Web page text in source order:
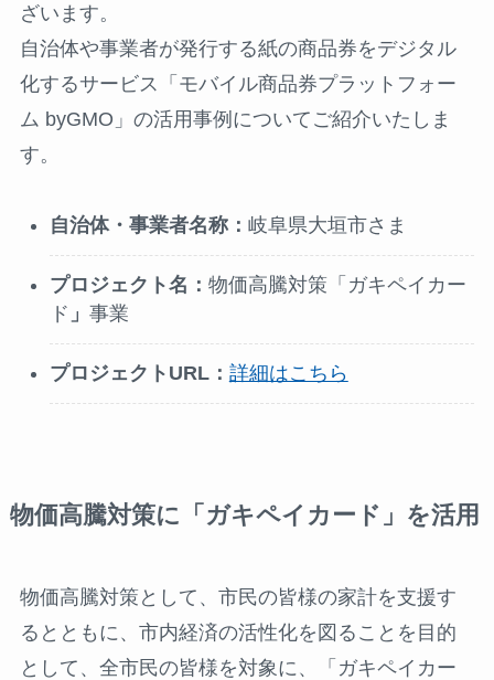
ざいます。
自治体や事業者が発行する紙の商品券をデジタル
化するサービス「モバイル商品券プラットフォー
ム byGMO」の活用事例についてご紹介いたしま
す。
自治体・事業者名称： 岐阜県大垣市さま
プロジェクト名： 物価高騰対策「ガキペイカー
ド 」 事業
プロジェクトURL： 詳細はこちら
物価高騰対策に「ガキペイカード」を活用
物価高騰対策として、市民の皆様の家計を支援す
るとともに、市内経済の活性化を図ることを目的
として、全市民の皆様を対象に、「ガキペイカー